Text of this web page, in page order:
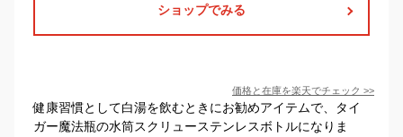
ショップでみる
価格と在庫を楽天でチェック >>
健康習慣として白湯を飲むときにお勧めアイテムで、タイ
ガー魔法瓶の水筒スクリューステンレスボトルになりま